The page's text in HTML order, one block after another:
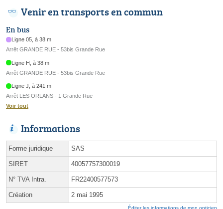
Venir en transports en commun
En bus
Ligne 05, à 38 m
Arrêt GRANDE RUE - 53bis Grande Rue
Ligne H, à 38 m
Arrêt GRANDE RUE - 53bis Grande Rue
Ligne J, à 241 m
Arrêt LES ORLANS - 1 Grande Rue
Voir tout
Informations
Forme juridique SAS
SIRET 40057757300019
N° TVA Intra. FR22400577573
Création 2 mai 1995
Éditer les informations de mon opticien